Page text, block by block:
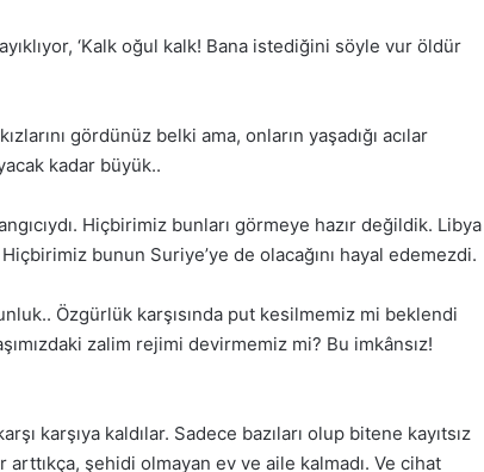
‘Kalk oğul kalk! Bana istediğini söyle vur öldür
gördünüz belki ama, onların yaşadığı acılar
kadar büyük..
Hiçbirimiz bunları görmeye hazır değildik. Libya
bunun Suriye’ye de olacağını hayal edemezdi.
Özgürlük karşısında put kesilmemiz mi beklendi
zalim rejimi devirmemiz mi? Bu imkânsız!
karşıya kaldılar. Sadece bazıları olup bitene kayıtsız
arttıkça, şehidi olmayan ev ve aile kalmadı. Ve cihat